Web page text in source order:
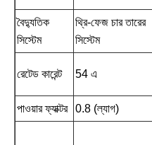
বৈদ্যুতিক
সিস্টেম
থ্রি-ফেজ চার তারের
সিস্টেম
রেটেড কারেন্ট 54 এ
পাওয়ার ফ্যাক্টর 0.8 (ল্যাগ)